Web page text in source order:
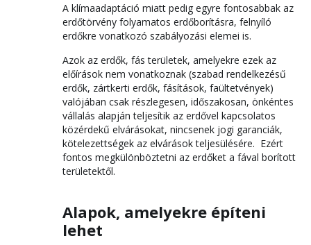
A klímaadaptáció miatt pedig egyre fontosabbak az
erdőtörvény folyamatos erdőborításra, felnyíló
erdőkre vonatkozó szabályozási elemei is.
Azok az erdők, fás területek, amelyekre ezek az
előírások nem vonatkoznak (szabad rendelkezésű
erdők, zártkerti erdők, fásítások, faültetvények)
valójában csak részlegesen, időszakosan, önkéntes
vállalás alapján teljesítik az erdővel kapcsolatos
közérdekű elvárásokat, nincsenek jogi garanciák,
kötelezettségek az elvárások teljesülésére. Ezért
fontos megkülönböztetni az erdőket a fával borított
területektől.
Alapok, amelyekre építeni
lehet